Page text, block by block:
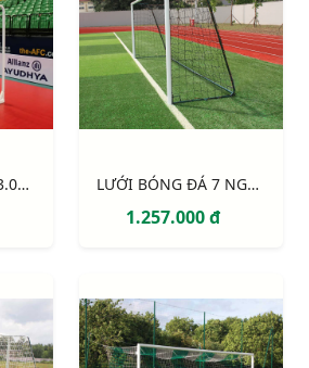
LƯỚI FUTSAL SỢI 3.0MM, Ô ĐƠN 100MM S16862W LƯỚI BÓNG ĐÁ 7 NGƯỜI SỢI 3MM S12765W
1.257.000 đ